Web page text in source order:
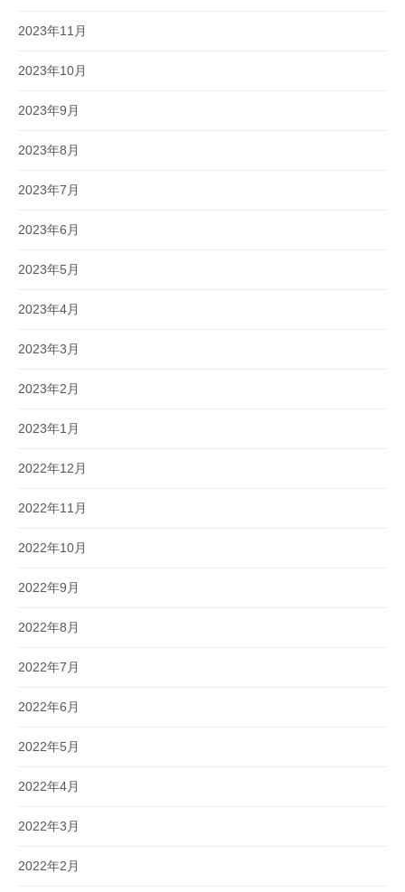
2023年11月
2023年10月
2023年9月
2023年8月
2023年7月
2023年6月
2023年5月
2023年4月
2023年3月
2023年2月
2023年1月
2022年12月
2022年11月
2022年10月
2022年9月
2022年8月
2022年7月
2022年6月
2022年5月
2022年4月
2022年3月
2022年2月